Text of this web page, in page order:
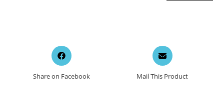
Opens
in
new
Share on Facebook
Opens
in
a
new
Mail This Product